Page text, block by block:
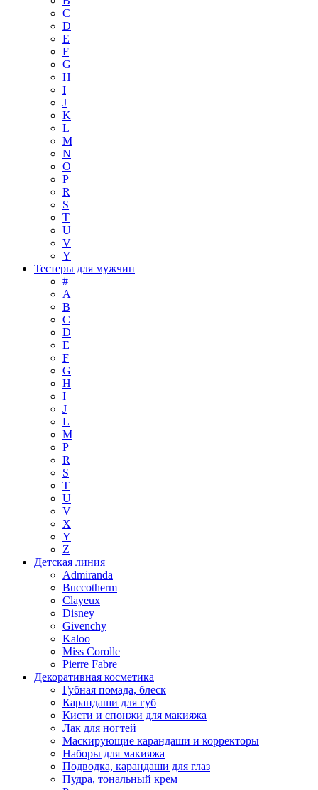
C
D
E
F
G
H
I
J
K
L
M
N
O
P
R
S
T
U
V
Y
Тестеры для мужчин
#
A
B
C
D
E
F
G
H
I
J
L
M
P
R
S
T
U
V
X
Y
Z
Детская линия
Admiranda
Buccotherm
Clayeux
Disney
Givenchy
Kaloo
Miss Corolle
Pierre Fabre
Декоративная косметика
Губная помада, блеск
Карандаши для губ
Кисти и спонжи для макияжа
Лак для ногтей
Маскирующие карандаши и корректоры
Наборы для макияжа
Подводка, карандаши для глаз
Пудра, тональный крем